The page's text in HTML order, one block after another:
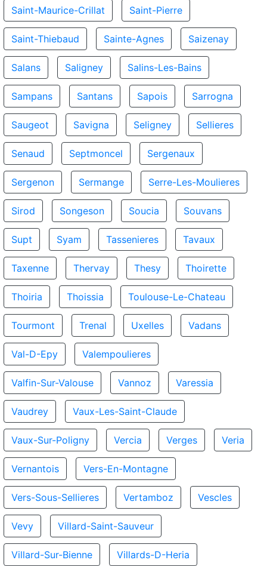
Saint-Maurice-Crillat Saint-Pierre
Saint-Thiebaud Sainte-Agnes Saizenay
Salans Saligney Salins-Les-Bains
Sampans Santans Sapois Sarrogna
Saugeot Savigna Seligney Sellieres
Senaud Septmoncel Sergenaux
Sergenon Sermange Serre-Les-Moulieres
Sirod Songeson Soucia Souvans
Supt Syam Tassenieres Tavaux
Taxenne Thervay Thesy Thoirette
Thoiria Thoissia Toulouse-Le-Chateau
Tourmont Trenal Uxelles Vadans
Val-D-Epy Valempoulieres
Valfin-Sur-Valouse Vannoz Varessia
Vaudrey Vaux-Les-Saint-Claude
Vaux-Sur-Poligny Vercia Verges Veria
Vernantois Vers-En-Montagne
Vers-Sous-Sellieres Vertamboz Vescles
Vevy Villard-Saint-Sauveur
Villard-Sur-Bienne Villards-D-Heria